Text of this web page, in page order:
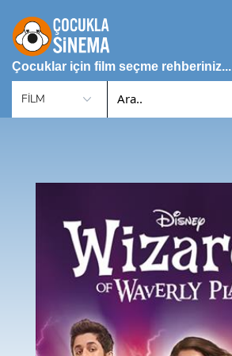
Çocuklar için film seçme rehberiniz...